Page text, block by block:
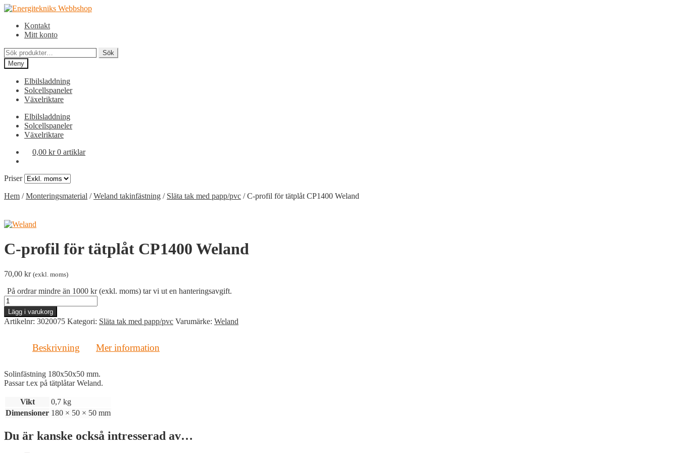
Hoppa
navigering
Hoppa
innehållKontakt
Mitt konto
Sök
efter:
Sök
Meny
Elbilsladdning
Solcellspaneler
Växelriktare
Elbilsladdning
Solcellspaneler
Växelriktare
0,00 kr 0 artiklar
Priser
Hem /Monteringsmaterial /Weland takinfästning / Släta tak med papp/pvc /C-profil för tätplåt CP1400 Weland
C-profil för tätplåt CP1400 Weland
70,00 kr (exkl. moms)
På ordrar mindre än 1000 kr (exkl. moms) tar vi ut en hanteringsavgift.
C-
profil
för
tätplåt
Lägg i varukorg
Artikelnr: 3020075 Kategori: Släta tak med papp/pvc Varumärke: Weland
Beskrivning Mer information
Solinfästning 180x50x50 mm.
Passar t.ex på tätplåtar Weland.
Vikt
0,7 kg
Dimensioner 180 × 50 × 50 mm
Du är kanske också intresserad av…